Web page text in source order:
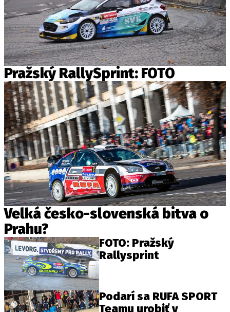
Pražský RallySprint: FOTO
Velká česko-slovenská bitva o
Prahu?
FOTO: Pražský
Rallysprint
Podarí sa RUFA SPORT
Teamu urobiť v